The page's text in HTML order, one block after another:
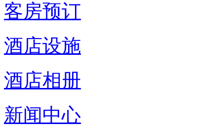
客房预订
酒店设施
酒店相册
新闻中心